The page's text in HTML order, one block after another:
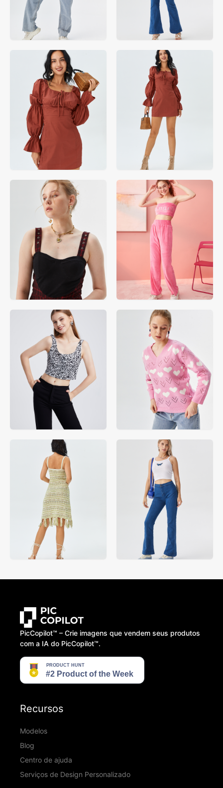
PicCopilot™️ – Crie imagens que vendem seus produtos
com a IA do PicCopilot™️.
Recursos
Modelos
Blog
Centro de ajuda
Serviços de Design Personalizado